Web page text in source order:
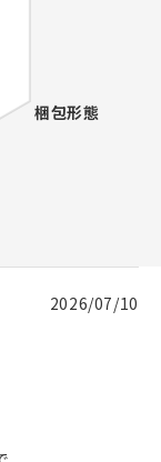
2026/07/10